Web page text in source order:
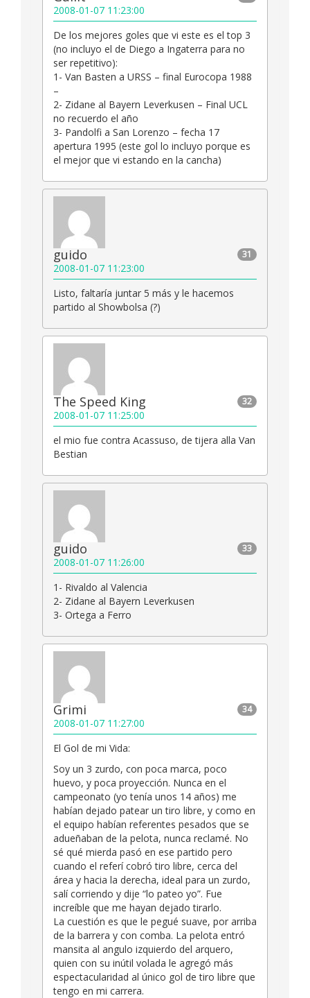
2008-01-07 11:23:00
De los mejores goles que vi este es el top 3
(no incluyo el de Diego a Ingaterra para no
ser repetitivo):
1- Van Basten a URSS – final Eurocopa 1988
–
2- Zidane al Bayern Leverkusen – Final UCL
no recuerdo el año
3- Pandolfi a San Lorenzo – fecha 17
apertura 1995 (este gol lo incluyo porque es
el mejor que vi estando en la cancha)
31
guido
2008-01-07 11:23:00
Listo, faltaría juntar 5 más y le hacemos
partido al Showbolsa (?)
32
The Speed King
2008-01-07 11:25:00
el mio fue contra Acassuso, de tijera alla Van
Bestian
33
guido
2008-01-07 11:26:00
1- Rivaldo al Valencia
2- Zidane al Bayern Leverkusen
3- Ortega a Ferro
34
Grimi
2008-01-07 11:27:00
El Gol de mi Vida:
Soy un 3 zurdo, con poca marca, poco
huevo, y poca proyección. Nunca en el
campeonato (yo tenía unos 14 años) me
habían dejado patear un tiro libre, y como en
el equipo habían referentes pesados que se
adueñaban de la pelota, nunca reclamé. No
sé qué mierda pasó en ese partido pero
cuando el referí cobró tiro libre, cerca del
área y hacia la derecha, ideal para un zurdo,
salí corriendo y dije “lo pateo yo”. Fue
increíble que me hayan dejado tirarlo.
La cuestión es que le pegué suave, por arriba
de la barrera y con comba. La pelota entró
mansita al angulo izquierdo del arquero,
quien con su inútil volada le agregó más
espectacularidad al único gol de tiro libre que
tengo en mi carrera.